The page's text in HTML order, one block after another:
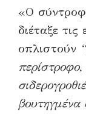
«Ο
διέταξε
οπλιστούν
βουτηγμένα